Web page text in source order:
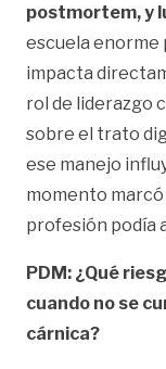
postmortem, y
escuela enorme
impacta
rol de liderazgo
sobre el trato
ese manejo
momento
profesión podía
PDM: ¿Qué
cuando no se
cárnica?